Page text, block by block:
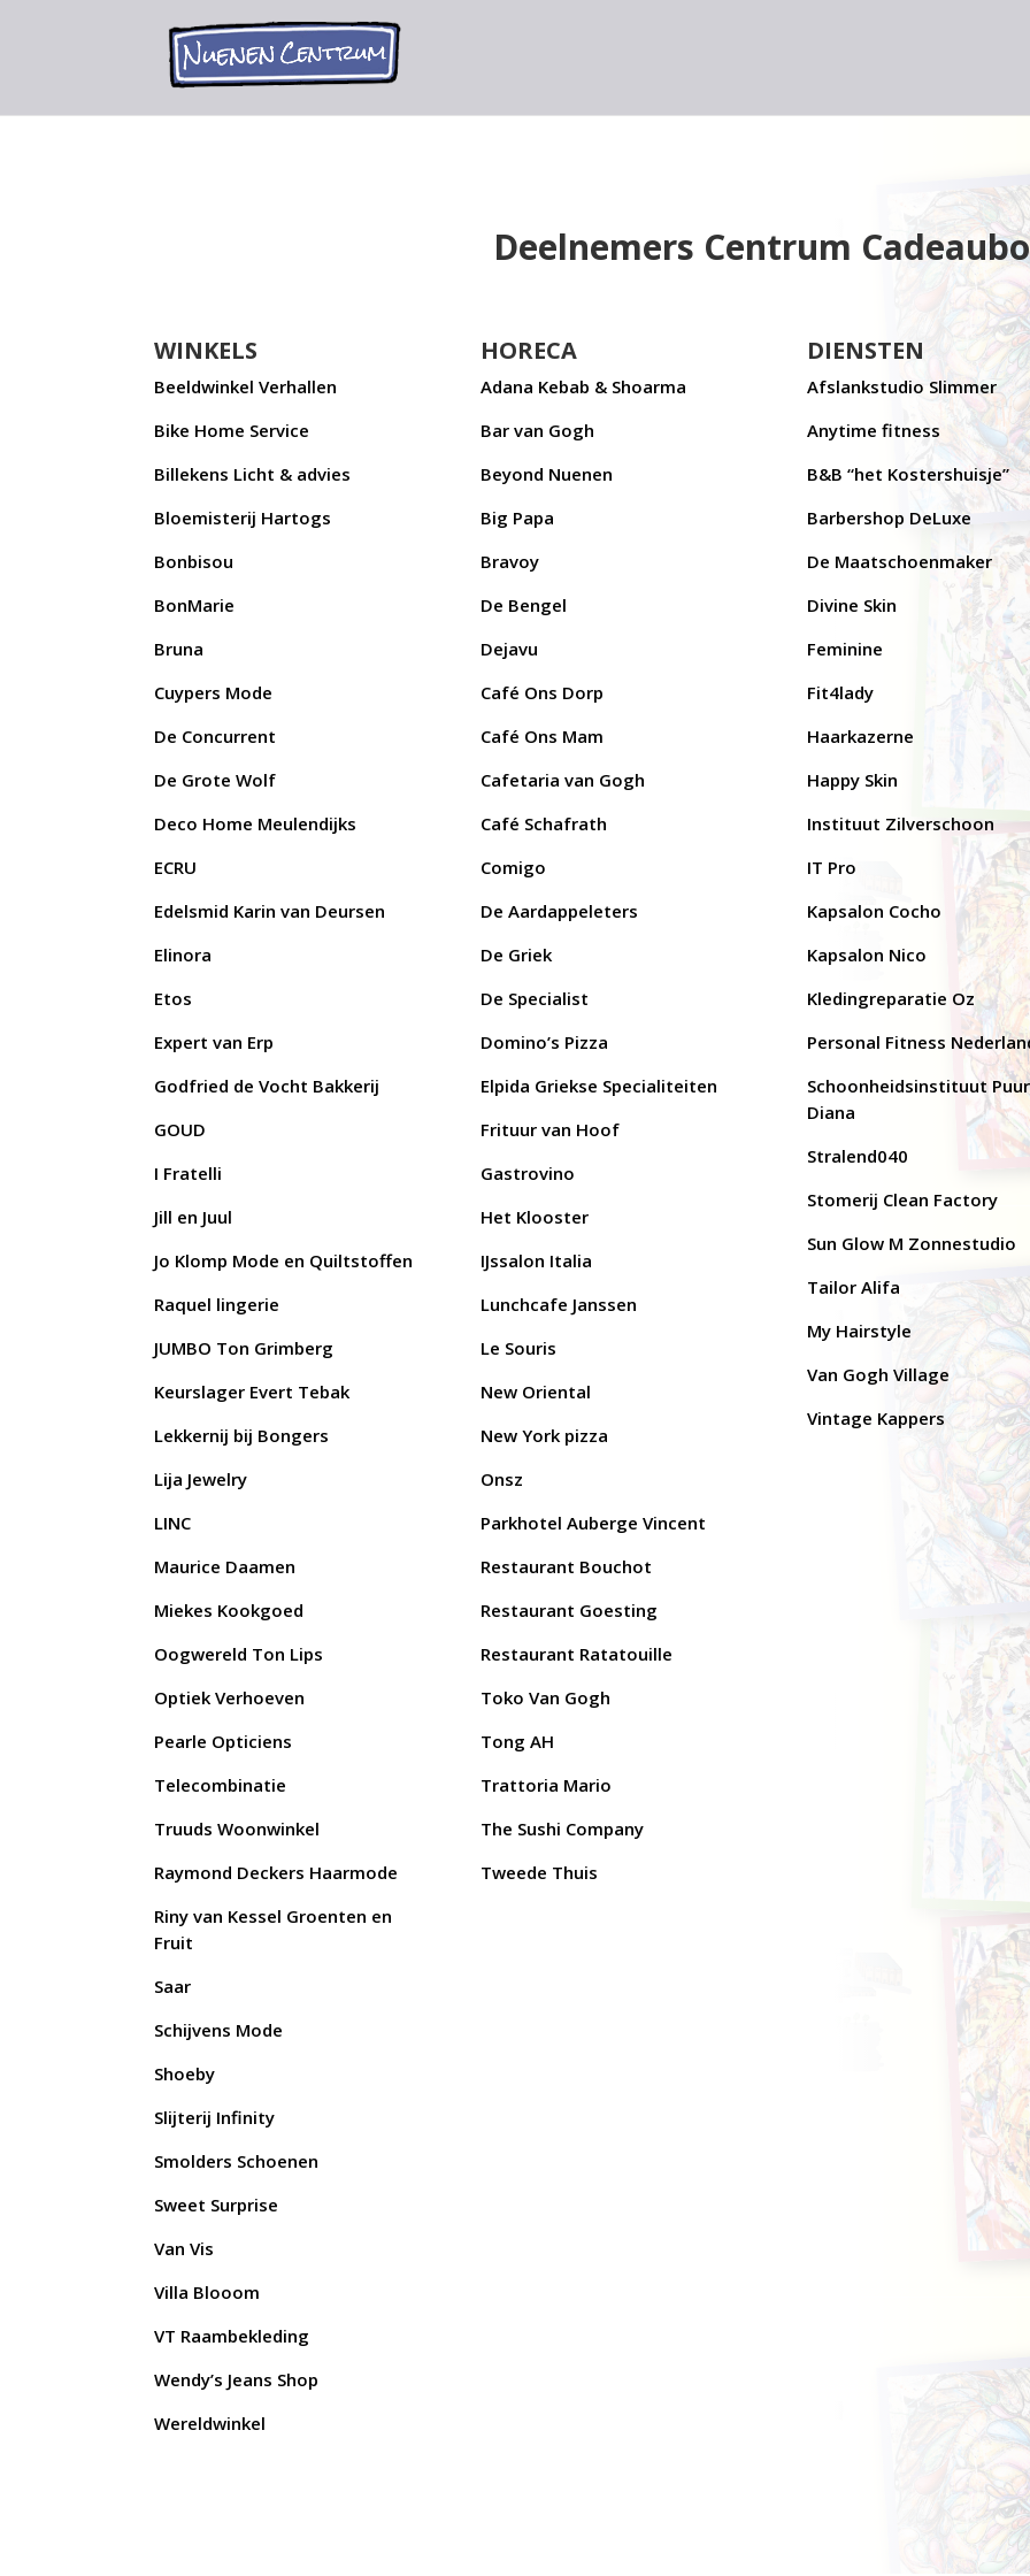
Deelnemers Centrum
WINKELS
Beeldwinkel Verhallen
Bike Home Service
Billekens Licht & advies
Bloemisterij Hartogs
Bonbisou
BonMarie
Bruna
Cuypers Mode
De Concurrent
De Grote Wolf
Deco Home Meulendijks
ECRU
Edelsmid Karin van Deursen
Elinora
Etos
Expert van Erp
Godfried de Vocht Bakkerij
GOUD
I Fratelli
Jill en Juul
Jo Klomp Mode en Quiltstoffen
Raquel lingerie
JUMBO Ton Grimberg
Keurslager Evert Tebak
Lekkernij bij Bongers
Lija Jewelry
LINC
Maurice Daamen
Miekes Kookgoed
Oogwereld Ton Lips
Optiek Verhoeven
Pearle Opticiens
Telecombinatie
Truuds Woonwinkel
Raymond Deckers Haarmode
Riny van Kessel Groenten en
Fruit
Saar
Schijvens Mode
Shoeby
Slijterij Infinity
Smolders Schoenen
Sweet Surprise
Van Vis
Villa Blooom
VT Raambekleding
Wendy’s Jeans Shop
Wereldwinkel
HORECA
Adana Kebab & Shoarma
Bar van Gogh
Beyond Nuenen
Big Papa
Bravoy
De Bengel
Dejavu
Café Ons Dorp
Café Ons Mam
Cafetaria van Gogh
Café Schafrath
Comigo
De Aardappeleters
De Griek
De Specialist
Domino’s Pizza
Elpida Griekse Specialiteiten
Frituur van Hoof
Gastrovino
Het Klooster
IJssalon Italia
Lunchcafe Janssen
Le Souris
New Oriental
New York pizza
Onsz
Parkhotel Auberge Vincent
Restaurant Bouchot
Restaurant Goesting
Restaurant Ratatouille
Toko Van Gogh
Tong AH
Trattoria Mario
The Sushi Company
Tweede Thuis
DIENSTEN
Afslankstudio Slimmer
Anytime fitness
B&B “het Kostershuisje”
Barbershop DeLuxe
De Maatschoenmaker
Divine Skin
Feminine
Fit4lady
Haarkazerne
Happy Skin
Instituut Zilverschoon
IT Pro
Kapsalon Cocho
Kapsalon Nico
​Kledingreparatie Oz
Personal Fitness
Schoonheidsinstituut Puur
Diana
Stralend040
Stomerij Clean Factory
Sun Glow M Zonnestudio
Tailor Alifa
My Hairstyle
Van Gogh Village
Vintage Kappers